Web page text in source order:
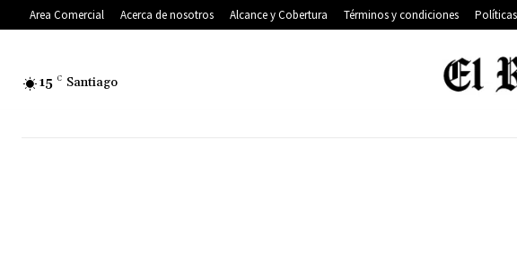
Area Comercial Acerca de nosotros Alcance y Cobertura Términos y condiciones
15 C Santiago